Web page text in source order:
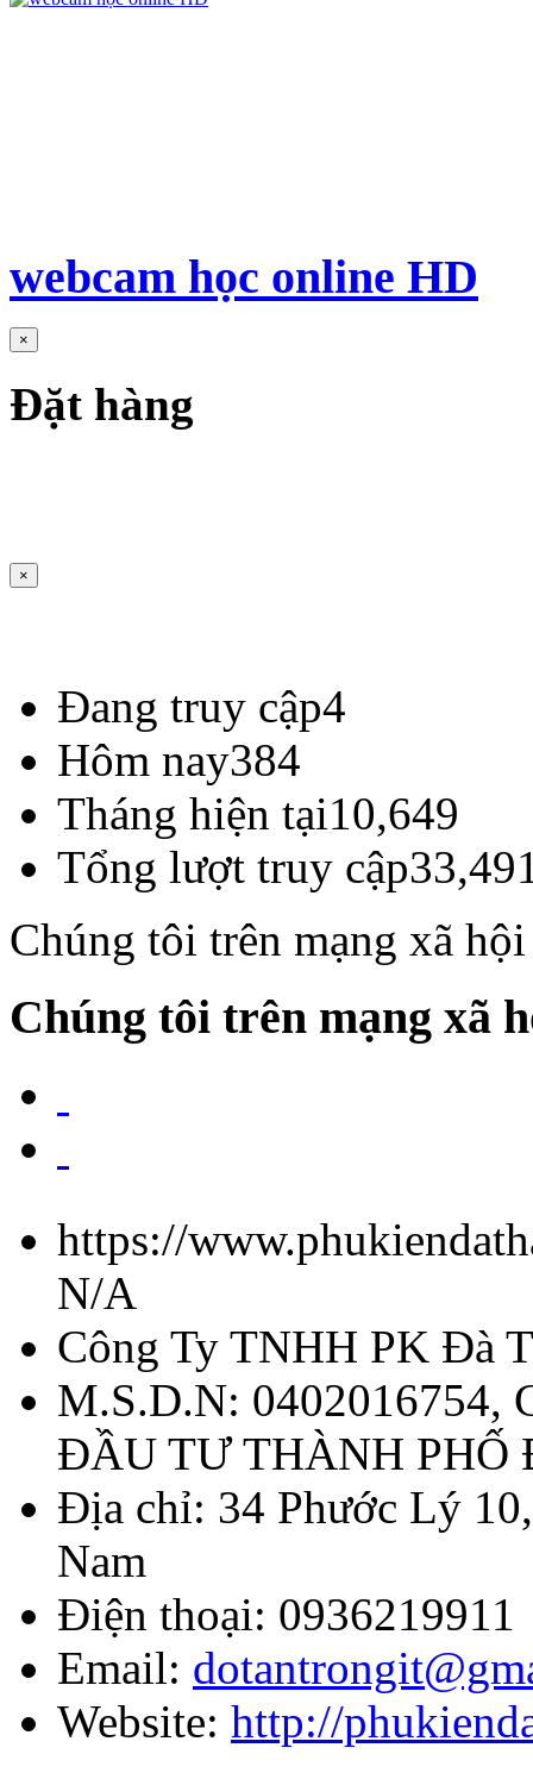
webcam học online HD
×
Đặt hàng
×
Đang truy cập4
Hôm nay384
Tháng hiện tại10,649
Tổng lượt truy cập
Chúng tôi trên mạng xã hội
Chúng tôi trên mạng xã
https://
N/A
Công Ty TNHH PK Đà
M.S.D.N: 0402016754,
ĐẦU TƯ THÀNH PHỐ
Địa chỉ: 34 Phước Lý
Nam
Điện thoại: 0936219911
Email:
Website: http://